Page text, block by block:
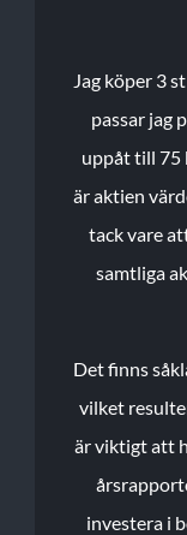
Jag köper 3
passar jag
uppåt till 75
är aktien
tack vare
samtliga
Det finns
vilket
är viktigt att
investera i